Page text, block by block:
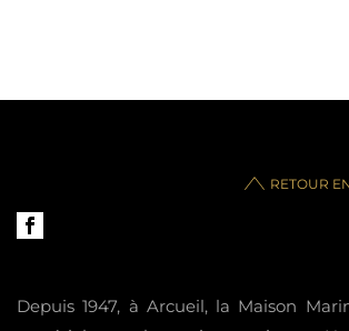
RETOUR
Depuis 1947, à Arcueil, la Maison